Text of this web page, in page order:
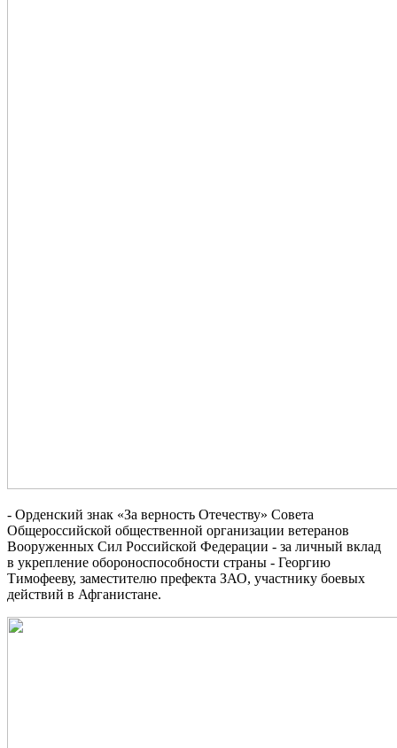
- Орденский знак «За верность Отечеству» Совета
Общероссийской общественной организации ветеранов
Вооруженных Сил Российской Федерации - за личный вклад
в укрепление обороноспособности страны - Георгию
Тимофееву, заместителю префекта ЗАО, участнику боевых
действий в Афганистане.